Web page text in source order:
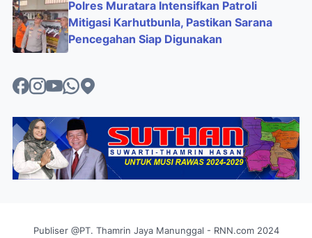
Polres Muratara Intensifkan Patroli
Mitigasi Karhutbunla, Pastikan Sarana
Pencegahan Siap Digunakan
Publiser @PT. Thamrin Jaya Manunggal - RNN.com 2024